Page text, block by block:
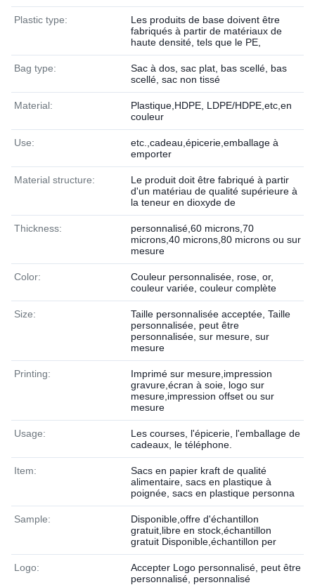
Plastic type:
Les produits de base doivent être
fabriqués à partir de matériaux de
haute densité, tels que le PE,
Bag type:
Sac à dos, sac plat, bas scellé, bas
scellé, sac non tissé
Material:
Plastique,HDPE, LDPE/HDPE,etc,en
couleur
Use:
etc.,cadeau,épicerie,emballage à
emporter
Material structure:
Le produit doit être fabriqué à partir
d'un matériau de qualité supérieure à
la teneur en dioxyde de
Thickness:
personnalisé,60 microns,70
microns,40 microns,80 microns ou sur
mesure
Color:
Couleur personnalisée, rose, or,
couleur variée, couleur complète
Size:
Taille personnalisée acceptée, Taille
personnalisée, peut être
personnalisée, sur mesure, sur
mesure
Printing:
Imprimé sur mesure,impression
gravure,écran à soie, logo sur
mesure,impression offset ou sur
mesure
Usage:
Les courses, l'épicerie, l'emballage de
cadeaux, le téléphone.
Item:
Sacs en papier kraft de qualité
alimentaire, sacs en plastique à
poignée, sacs en plastique personna
Sample:
Disponible,offre d'échantillon
gratuit,libre en stock,échantillon
gratuit Disponible,échantillon per
Logo:
Accepter Logo personnalisé, peut être
personnalisé, personnalisé